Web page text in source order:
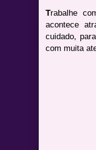
Trabalhe
acontece
cuidado,
com muita